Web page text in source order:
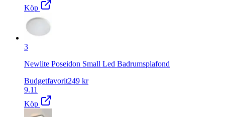
Köp
3
Newlite Poseidon Small Led Badrumsplafond
Budgetfavorit249 kr
9.11
Köp